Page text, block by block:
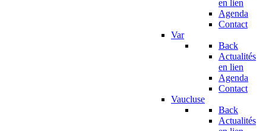
en lien
Agenda
Contact
Var
Back
Actualités
en lien
Agenda
Contact
Vaucluse
Back
Actualités